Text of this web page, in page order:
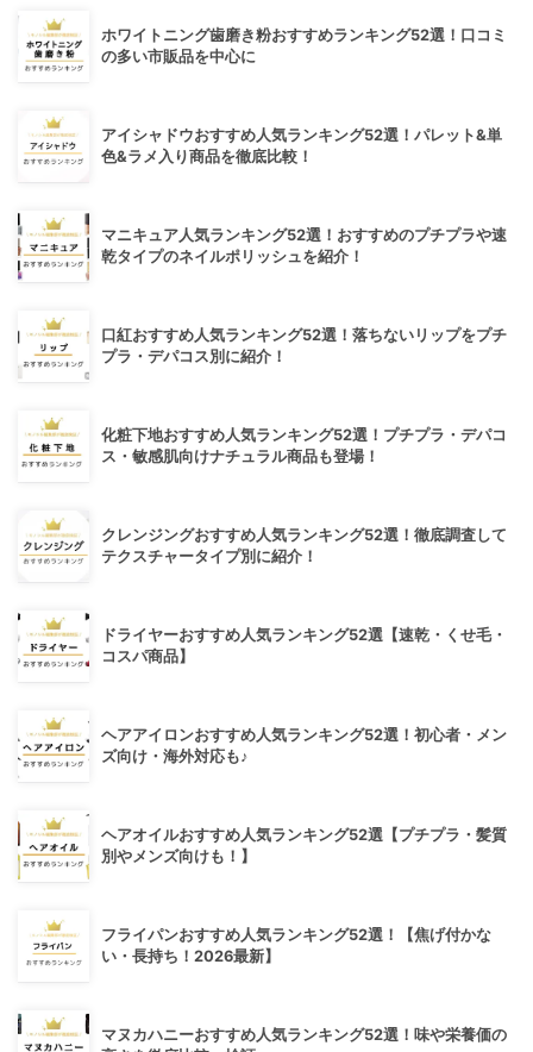
ホワイトニング歯磨き粉おすすめランキング52選！口コミ
の多い市販品を中心に
アイシャドウおすすめ人気ランキング52選！パレット&単
色&ラメ入り商品を徹底比較！
マニキュア人気ランキング52選！おすすめのプチプラや速
乾タイプのネイルポリッシュを紹介！
口紅おすすめ人気ランキング52選！落ちないリップをプチ
プラ・デパコス別に紹介！
化粧下地おすすめ人気ランキング52選！プチプラ・デパコ
ス・敏感肌向けナチュラル商品も登場！
クレンジングおすすめ人気ランキング52選！徹底調査して
テクスチャータイプ別に紹介！
ドライヤーおすすめ人気ランキング52選【速乾・くせ毛・
コスパ商品】
ヘアアイロンおすすめ人気ランキング52選！初心者・メン
ズ向け・海外対応も♪
ヘアオイルおすすめ人気ランキング52選【プチプラ・髪質
別やメンズ向けも！】
フライパンおすすめ人気ランキング52選！【焦げ付かな
い・長持ち！2026最新】
マヌカハニーおすすめ人気ランキング52選！味や栄養価の